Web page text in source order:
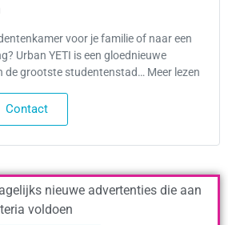
voor je familie of naar een
Urban YETI is een gloednieuwe
de grootste studentenstad… Meer lezen
Contact
nieuwe advertenties die aan
voldoen